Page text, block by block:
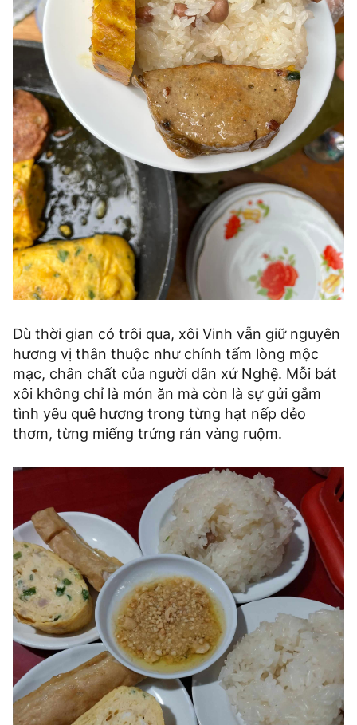
Dù thời gian có trôi qua, xôi Vinh vẫn giữ nguyên
hương vị thân thuộc như chính tấm lòng mộc
mạc, chân chất của người dân xứ Nghệ. Mỗi bát
xôi không chỉ là món ăn mà còn là sự gửi gắm
tình yêu quê hương trong từng hạt nếp dẻo
thơm, từng miếng trứng rán vàng ruộm.